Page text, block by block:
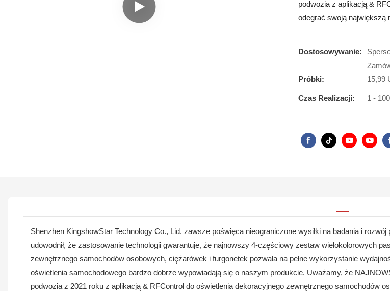
podwozia z aplikacją &
odegrać swoją największą
Dostosowywanie:
Próbki:
15,99
Czas Realizacji: 1 -
Shenzhen KingshowStar Technology Co., Lid. zawsze poświęca nieograniczone wysiłki na badania i
udowodnił, że zastosowanie technologii gwarantuje, że najnowszy 4-częściowy zestaw wielokolorowych
zewnętrznego samochodów osobowych, ciężarówek i furgonetek pozwala na pełne wykorzystanie
oświetlenia samochodowego bardzo dobrze wypowiadają się o naszym produkcie. Uważamy, że
podwozia z 2021 roku z aplikacją & RFControl do oświetlenia dekoracyjnego zewnętrznego samochodów